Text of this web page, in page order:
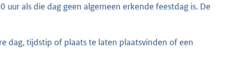
als die dag geen algemeen erkende feestdag is. De
dag, tijdstip of plaats te laten plaatsvinden of een